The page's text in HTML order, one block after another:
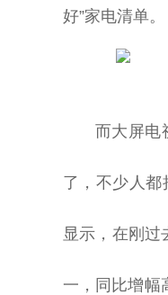
好”家电清单。
而大屏电
了，不少人
显示，在刚过
一，同比增幅